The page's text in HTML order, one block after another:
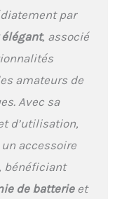
par
, associé
amateurs de
Avec sa
d’utilisation,
accessoire
bénéficiant
de batterieet